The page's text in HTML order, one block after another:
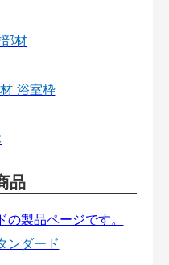
材
浴室枠
品
ンダード